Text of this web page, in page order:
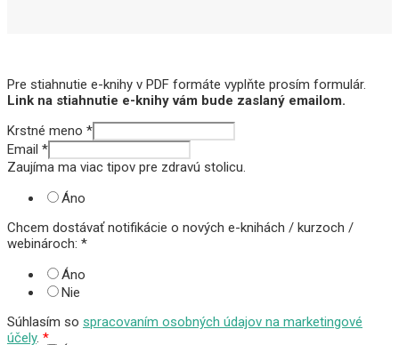
Pre stiahnutie e-knihy v PDF formáte vyplňte prosím formulár.
Link na stiahnutie e-knihy vám bude zaslaný emailom.
Krstné meno *
Email *
Zaujíma ma viac tipov pre zdravú stolicu.
Áno
Chcem dostávať notifikácie o nových e-knihách / kurzoch /
webinároch: *
Áno
Nie
Súhlasím so spracovaním osobných údajov na marketingové
účely. *